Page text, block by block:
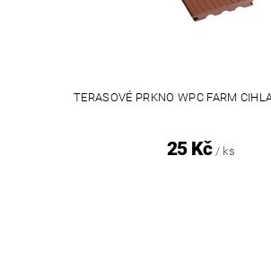
TERASOVÉ PRKNO WPC FARM
25 Kč / ks